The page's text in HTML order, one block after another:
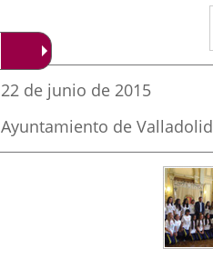
Fecha
la
noticia
22 de junio de 2015
Fuente
de
la
Ayuntamiento de Valladolid